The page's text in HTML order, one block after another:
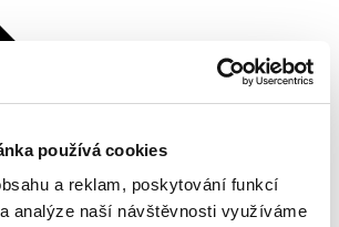
používá cookies
a reklam, poskytování funkcí
analýze naší návštěvnosti využíváme